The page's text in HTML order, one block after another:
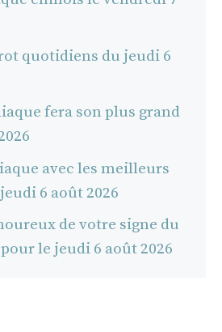
quotidiens du jeudi 6
fera son plus grand
avec les meilleurs
6 août 2026
de votre signe du
le jeudi 6 août 2026